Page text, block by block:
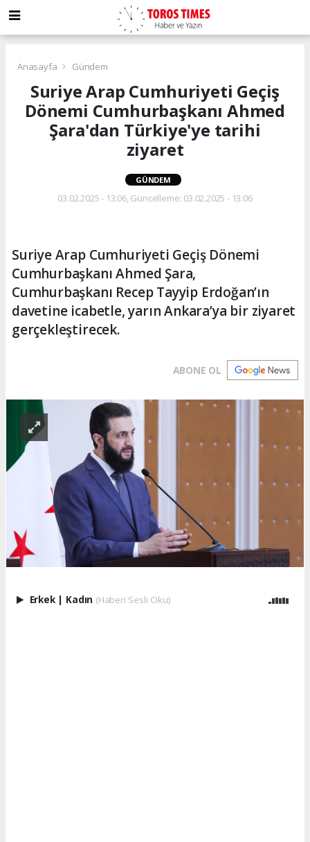
Anasayfa Gündem
Suriye Arap Cumhuriyeti Geçiş
Dönemi Cumhurbaşkanı Ahmed
Şara'dan Türkiye'ye tarihi
ziyaret
GÜNDEM
03.02.2025 - 13:06, Güncelleme: 03.02.2025 - 13:06
Suriye Arap Cumhuriyeti Geçiş Dönemi
Cumhurbaşkanı Ahmed Şara,
Cumhurbaşkanı Recep Tayyip Erdoğan’ın
davetine icabetle, yarın Ankara’ya bir ziyaret
gerçekleştirecek.
ABONE OL
Erkek | Kadın (Haberi Sesli Oku)